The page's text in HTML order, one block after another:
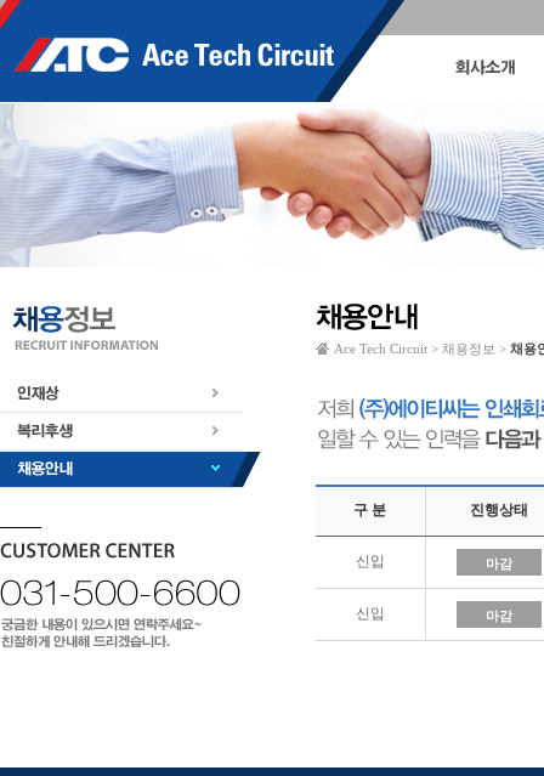
Ace Tech Circuit > 채용정보 > 채용
구 분 진행상태
신입 마감
신입 마감